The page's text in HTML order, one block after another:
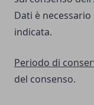
Dati è
indicata.
Periodo di
del consenso.